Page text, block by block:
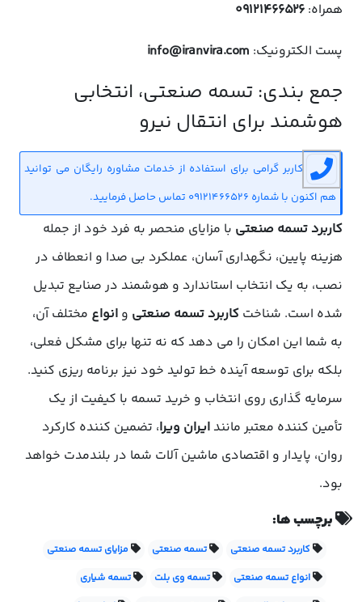
همراه: ۰۹۱۲۱۴۶۶۵۲۶
پست الکترونیک: info@iranvira.com
جمع بندی: تسمه صنعتی، انتخابی
هوشمند برای انتقال نیرو
کاربر گرامی برای استفاده از خدمات مشاوره رایگان می توانید
هم اکنون با شماره 09121466526 تماس حاصل فرمایید.
کاربرد تسمه صنعتی با مزایای منحصر به فرد خود از جمله
هزینه پایین، نگهداری آسان، عملکرد بی صدا و انعطاف در
نصب، به یک انتخاب استاندارد و هوشمند در صنایع تبدیل
شده است. شناخت کاربرد تسمه صنعتی و انواع مختلف آن،
به شما این امکان را می دهد که نه تنها برای مشکل فعلی،
بلکه برای توسعه آینده خط تولید خود نیز برنامه ریزی کنید.
سرمایه گذاری روی انتخاب و خرید تسمه با کیفیت از یک
تأمین کننده معتبر مانند ایران ویرا، تضمین کننده کارکرد
روان، پایدار و اقتصادی ماشین آلات شما در بلندمدت خواهد
بود.
برچسب ها:
کاربرد تسمه صنعتی تسمه صنعتی
مزایای تسمه صنعتی
انواع تسمه صنعتی
تسمه وی بلت
تسمه شیاری